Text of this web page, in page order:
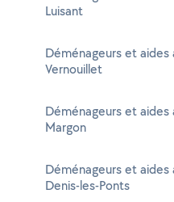
Luisant
Déménageurs et
Vernouillet
Déménageurs et
Margon
Déménageurs et
Denis-les-Ponts